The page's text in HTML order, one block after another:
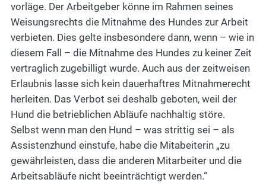
vorläge. Der Arbeitgeber könne im Rahmen seines
Weisungsrechts die Mitnahme des Hundes zur Arbeit
verbieten. Dies gelte insbesondere dann, wenn – wie in
diesem Fall – die Mitnahme des Hundes zu keiner Zeit
vertraglich zugebilligt wurde. Auch aus der zeitweisen
Erlaubnis lasse sich kein dauerhaftres Mitnahmerecht
herleiten. Das Verbot sei deshalb geboten, weil der
Hund die betrieblichen Abläufe nachhaltig störe.
Selbst wenn man den Hund – was strittig sei – als
Assistenzhund einstufe, habe die Mitabeiterin „zu
gewährleisten, dass die anderen Mitarbeiter und die
Arbeitsabläufe nicht beeinträchtigt werden.“